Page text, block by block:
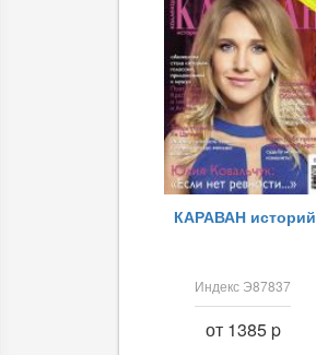
КАРАВАН историй
Индекс Э87837
от 1385 p